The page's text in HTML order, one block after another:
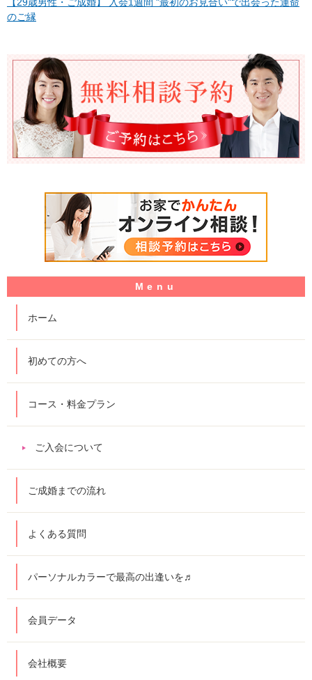
のご縁
ホーム
初めての方へ
コース・料金プラン
ご入会について
ご成婚までの流れ
よくある質問
パーソナルカラーで最高の出逢いを♬
会員データ
会社概要